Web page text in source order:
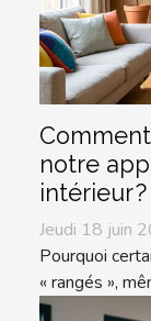
notre
intérieur ?
Jeudi 18 juin
Pourquoi
« rangés »,